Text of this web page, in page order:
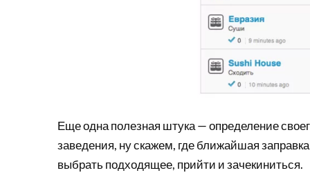
Еще одна полезная штука — определение
заведения, ну скажем, где ближайшая
выбрать подходящее, прийти и зачекиниться.